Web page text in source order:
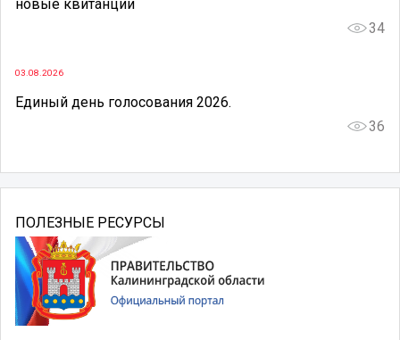
новые квитанции
34
03.08.2026
Единый день голосования 2026.
36
ПОЛЕЗНЫЕ РЕСУРСЫ